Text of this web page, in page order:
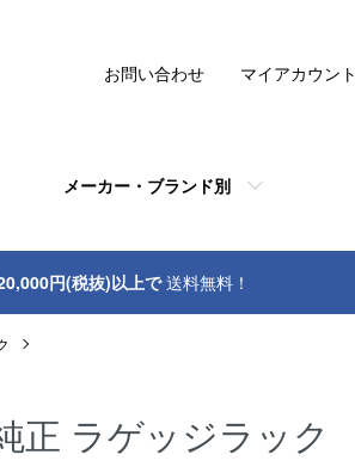
メーカー・ブランド別
お問い合わせ マイアカウント
円(税抜)以上で送料無料！
正 ラゲッジラック